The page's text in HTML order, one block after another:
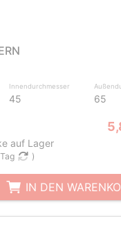
Innendurchmesser
45 65
auf Lager
)
IN DEN